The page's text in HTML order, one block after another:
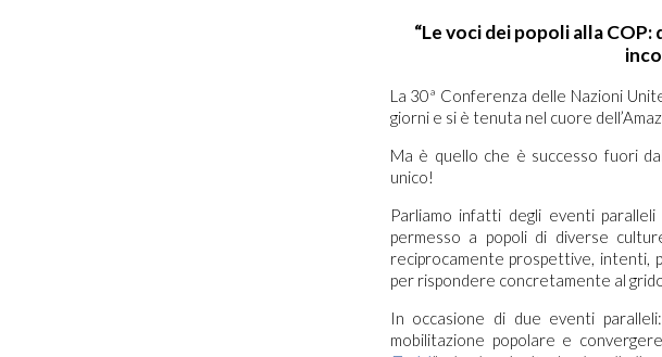
“Le voci dei popoli alla
La 30ª Conferenza delle Nazioni
giorni e si è tenuta nel cuore
Ma è quello che è successo fuori
unico!
Parliamo infatti degli eventi
permesso a popoli di diverse
reciprocamente prospettive, intenti,
per rispondere concretamente al
In occasione di due eventi
mobilitazione popolare e